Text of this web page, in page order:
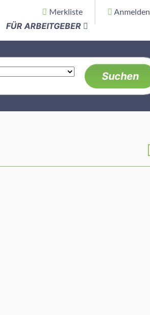
Merkliste Anmelden
FÜR ARBEITGEBER
Suchen